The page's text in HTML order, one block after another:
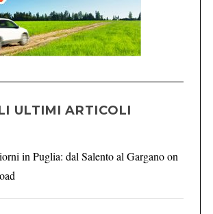
ULTIMI ARTICOLI
in Puglia: dal Salento al Gargano on